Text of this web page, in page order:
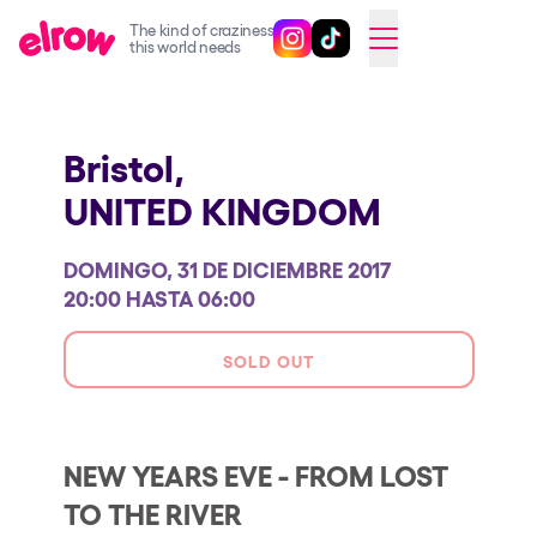
The kind of craziness
this world needs
Sigue @elrowofficial en
Sigue @elrowofficial en
SWITCH TO ENGLISH
elrow Ibiza x [UNVRS] 2026
elrow Town 2026
Snowrow Festival 2026
elrow Island 2026
elrow Shop
Espectáculos
Music
Sostenibilidad
Bristol,
UNITED KINGDOM
DOMINGO, 31 DE DICIEMBRE 2017
20:00 HASTA 06:00
SOLD OUT
NEW YEARS EVE - FROM LOST
TO THE RIVER